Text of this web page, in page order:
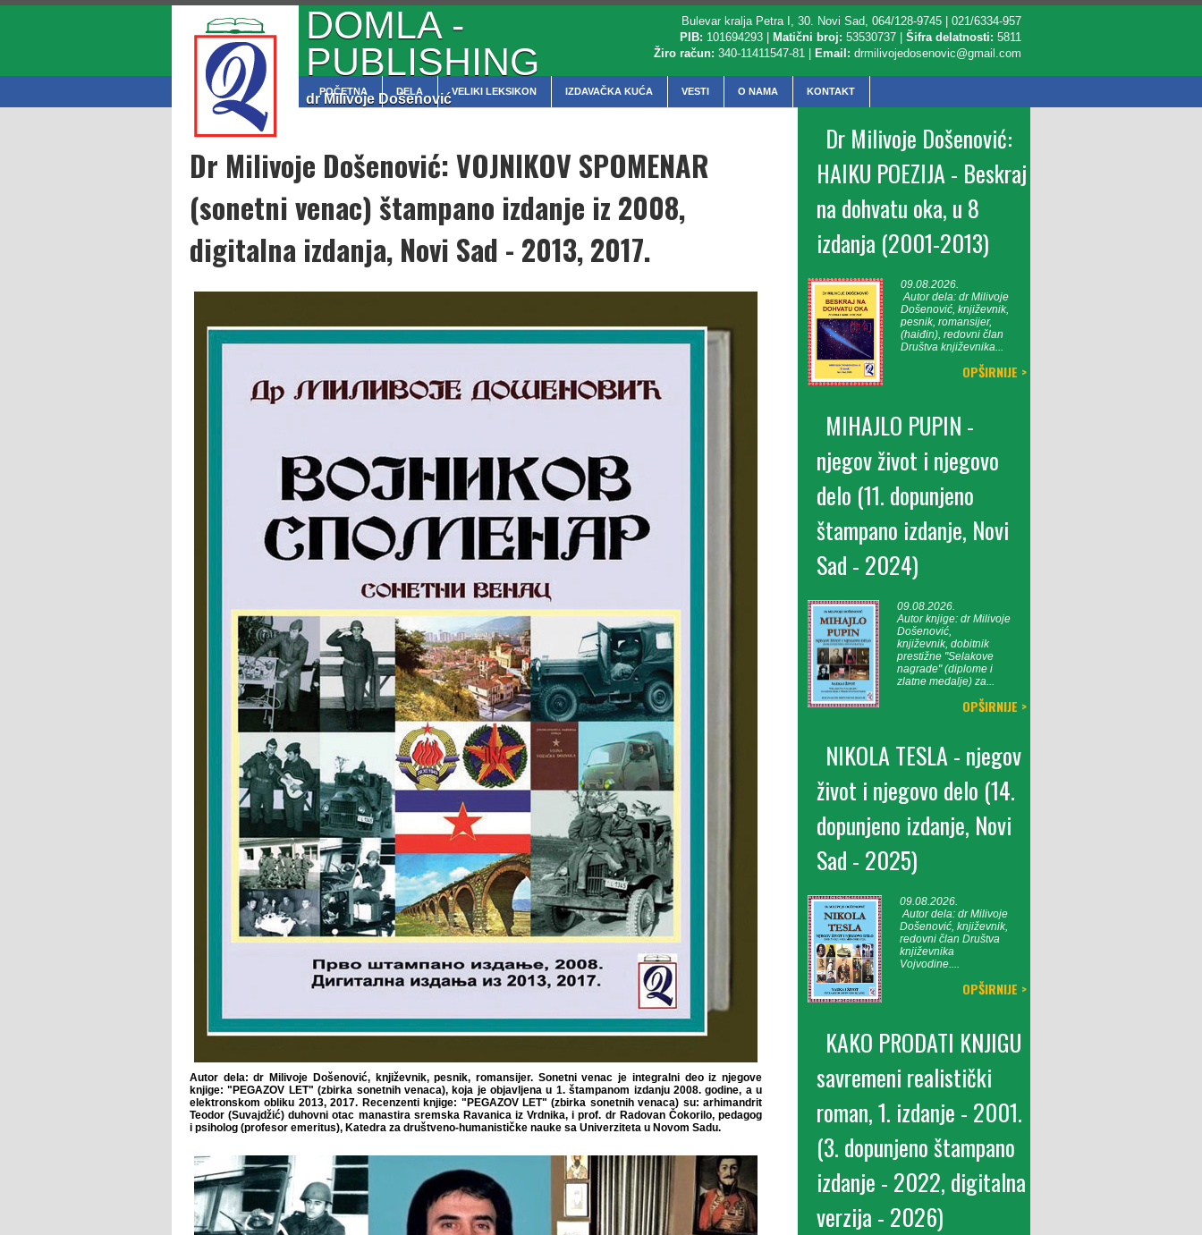
DOMLA -
PUBLISHING
dr Milivoje Došenović
Bulevar kralja Petra I, 30. Novi Sad, 064/128-9745 | 021/6334-957
PIB: 101694293 | Matični broj: 53530737 | Šifra delatnosti: 5811
Žiro račun: 340-11411547-81 | Email: drmilivojedosenovic@gmail.com
POČETNA DELA VELIKI LEKSIKON IZDAVAČKA KUĆA VESTI O NAMA KONTAKT
Dr Milivoje Došenović: VOJNIKOV SPOMENAR
(sonetni venac) štampano izdanje iz 2008,
digitalna izdanja, Novi Sad - 2013, 2017.
Autor dela: dr Milivoje Došenović, književnik, pesnik, romansijer. Sonetni venac je integralni deo iz njegove
knjige: "PEGAZOV LET" (zbirka sonetnih venaca), koja je objavljena u 1. štampanom izdanju 2008. godine, a u
elektronskom obliku 2013, 2017. Recenzenti knjige: "PEGAZOV LET" (zbirka sonetnih venaca) su: arhimandrit
Teodor (Suvajdžić) duhovni otac manastira sremska Ravanica iz Vrdnika, i prof. dr Radovan Čokorilo, pedagog
i psiholog (profesor emeritus), Katedra za društveno-humanističke nauke sa Univerziteta u Novom Sadu.
Dr Milivoje Došenović:
HAIKU POEZIJA - Beskraj
na dohvatu oka, u 8
izdanja (2001-2013)
09.08.2026.
Autor dela: dr Milivoje
Došenović, književnik,
pesnik, romansijer,
(haiđin), redovni član
Društva književnika...
OPŠIRNIJE >
MIHAJLO PUPIN -
njegov život i njegovo
delo (11. dopunjeno
štampano izdanje, Novi
Sad - 2024)
09.08.2026.
Autor knjige: dr Milivoje
Došenović,
književnik, dobitnik
prestižne "Selakove
nagrade" (diplome i
zlatne medalje) za...
OPŠIRNIJE >
NIKOLA TESLA - njegov
život i njegovo delo (14.
dopunjeno izdanje, Novi
Sad - 2025)
09.08.2026.
Autor dela: dr Milivoje
Došenović, književnik,
redovni član Društva
književnika
Vojvodine....
OPŠIRNIJE >
KAKO PRODATI KNJIGU
savremeni realistički
roman, 1. izdanje - 2001.
(3. dopunjeno štampano
izdanje - 2022, digitalna
verzija - 2026)